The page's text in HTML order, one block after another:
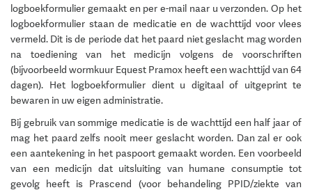
logboekformulier gemaakt en per e-mail naar u verzonden. Op het
logboekformulier staan de medicatie en de wachttijd voor vlees
vermeld. Dit is de periode dat het paard niet geslacht mag worden
na toediening van het medicijn volgens de voorschriften
(bijvoorbeeld wormkuur Equest Pramox heeft een wachttijd van 64
dagen). Het logboekformulier dient u digitaal of uitgeprint te
bewaren in uw eigen administratie.
Bij gebruik van sommige medicatie is de wachttijd een half jaar of
mag het paard zelfs nooit meer geslacht worden. Dan zal er ook
een aantekening in het paspoort gemaakt worden. Een voorbeeld
van een medicijn dat uitsluiting van humane consumptie tot
gevolg heeft is Prascend (voor behandeling PPID/ziekte van